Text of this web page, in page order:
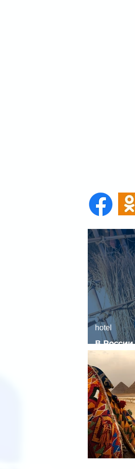
В России
спрос на
hotel